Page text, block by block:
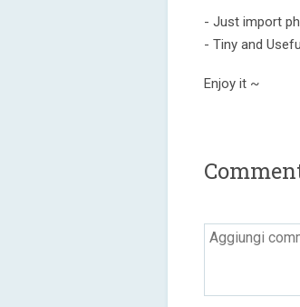
- Just import
- Tiny and
Enjoy it ~